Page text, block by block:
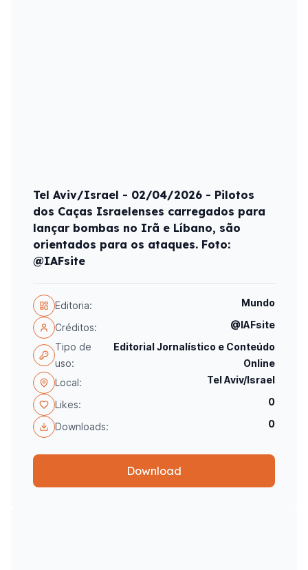
Tel Aviv/Israel - 02/04/2026 - Pilotos
dos Caças Israelenses carregados para
lançar bombas no Irã e Líbano, são
orientados para os ataques. Foto:
@IAFsite
Editoria: Mundo
Créditos:
@IAFsite
Tipo de
uso:
Editorial Jornalístico e Conteúdo
Online
Local:
Tel Aviv/Israel
Likes: 0
Downloads: 0
Download